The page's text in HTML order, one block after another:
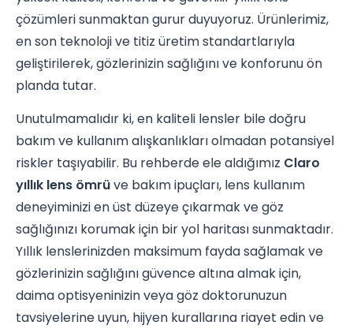
çözümleri sunmaktan gurur duyuyoruz. Ürünlerimiz,
en son teknoloji ve titiz üretim standartlarıyla
geliştirilerek, gözlerinizin sağlığını ve konforunu ön
planda tutar.
Unutulmamalıdır ki, en kaliteli lensler bile doğru
bakım ve kullanım alışkanlıkları olmadan potansiyel
riskler taşıyabilir. Bu rehberde ele aldığımız Claro
yıllık lens ömrüve bakım ipuçları, lens kullanım
deneyiminizi en üst düzeye çıkarmak ve göz
sağlığınızı korumak için bir yol haritası sunmaktadır.
Yıllık lenslerinizden maksimum fayda sağlamak ve
gözlerinizin sağlığını güvence altına almak için,
daima optisyeninizin veya göz doktorunuzun
tavsiyelerine uyun, hijyen kurallarına riayet edin ve